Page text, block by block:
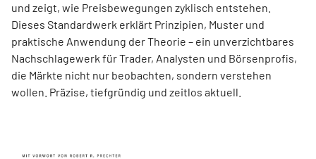
und zeigt, wie Preisbewegungen zyklisch entstehen.
Dieses Standardwerk erklärt Prinzipien, Muster und
praktische Anwendung der Theorie – ein unverzichtbares
Nachschlagewerk für Trader, Analysten und Börsenprofis,
die Märkte nicht nur beobachten, sondern verstehen
wollen. Präzise, tiefgründig und zeitlos aktuell.